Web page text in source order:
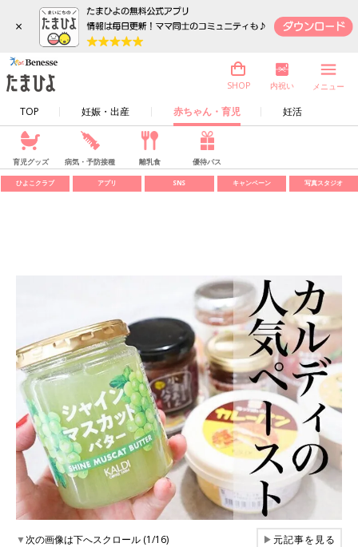
×
TOP 妊娠・出産 赤ちゃん・育児 妊活
SHOP 内祝い メニュー
育児グッズ 病気・予防接種 離乳食 優待パス
ひよこクラブ アプリ SNS キャンペーン 写真スタジオ
▼次の画像は下へスクロール (1/16) ▶元記事を見る